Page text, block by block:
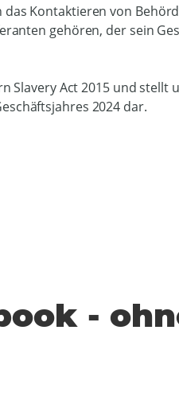
Kontaktieren von
gehören, der sein
Slavery Act 2015 und stellt
2024 dar.
-